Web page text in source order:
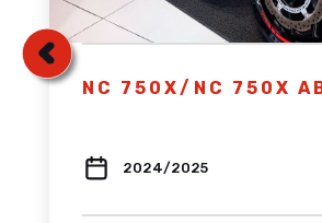
NC 750X/NC 750X
2024/2025